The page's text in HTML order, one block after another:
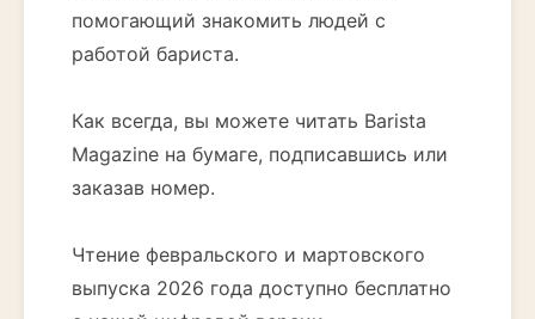
помогающий знакомить людей с
работой бариста.
Как всегда, вы можете читать Barista
Magazine на бумаге, подписавшись или
заказав номер.
Чтение февральского и мартовского
выпуска 2026 года доступно бесплатно